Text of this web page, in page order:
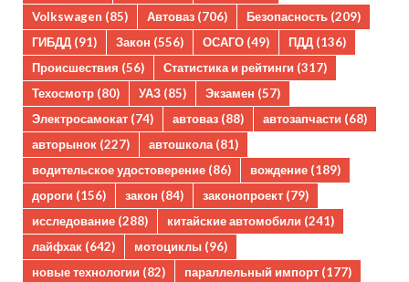
Volkswagen (85) Автоваз (706) Безопасность (209)
ГИБДД (91) Закон (556) ОСАГО (49) ПДД (136)
Происшествия (56) Статистика и рейтинги (317)
Техосмотр (80) УАЗ (85) Экзамен (57)
Электросамокат (74) автоваз (88) автозапчасти (68)
авторынок (227) автошкола(81)
водительское удостоверение (86) вождение (189)
дороги (156) закон (84) законопроект (79)
исследование (288) китайские автомобили (241)
лайфхак (642) мотоциклы (96)
новые технологии (82) параллельный импорт (177)